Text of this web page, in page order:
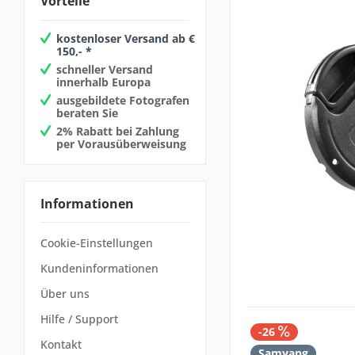
Fuji X
MFT
Nikon F
Nikon Z
Pentax K
PL
Sony E
kostenloser Versand ab €
150,- *
schneller Versand
innerhalb Europa
ausgebildete Fotografen
beraten Sie
2% Rabatt bei Zahlung
per Vorausüberweisung
Informationen
Cookie-Einstellungen
Kundeninformationen
Über uns
Hilfe / Support
Kontakt
-26